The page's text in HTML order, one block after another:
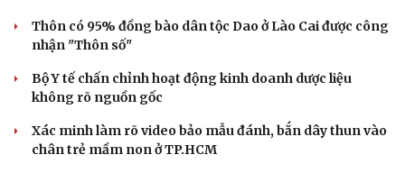
Thôn có 95% đồng bào dân tộc Dao ở Lào Cai được công
nhận "Thôn số"
Bộ Y tế chấn chỉnh hoạt động kinh doanh dược liệu
không rõ nguồn gốc
Xác minh làm rõ video bảo mẫu đánh, bắn dây thun vào
chân trẻ mầm non ở TP.HCM